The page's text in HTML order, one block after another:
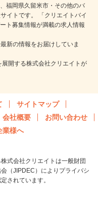
福岡県久留米市・その他のバ
イトです。 「クリエイトバイ
ト募集情報が満載の求人情報
新の情報をお届けしていま
開する株式会社クリエイトが
サイトマップ
会社概要
お問い合わせ
業様へ
式会社クリエイトは一般財団
（JIPDEC）によりプライバシ
されています。